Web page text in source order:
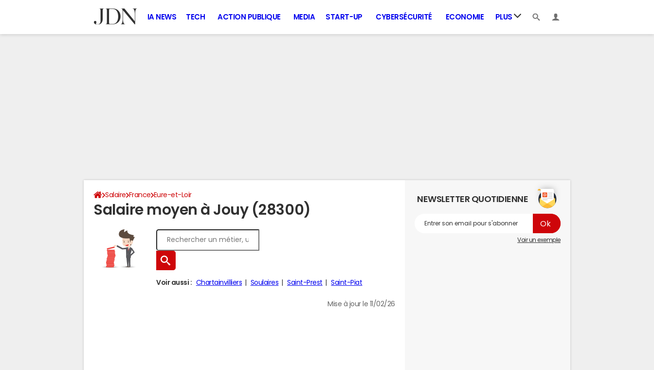
IA NEWS TECH ACTION PUBLIQUE MEDIA START-UP CYBERSÉCURITÉ ECONOMIE PLUS
Salaire France Eure-et-Loir
Salaire moyen à Jouy (28300)
Voir aussi : Chartainvilliers Soulaires Saint-Prest Saint-Piat
Mise à jour le 11/02/26
NEWSLETTER QUOTIDIENNE
Voir un exemple